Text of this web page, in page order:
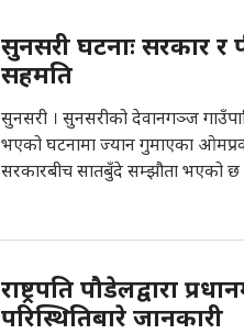
सुनसरी घटनाः सरकार र
सहमति
सुनसरी । सुनसरीको देवानगञ्ज
भएको घटनामा ज्यान गुमाएका
सरकारबीच सातबुँदे सम्झौता भएको छ
राष्ट्रपति पौडेलद्वारा
परिस्थितिबारे जानकारी